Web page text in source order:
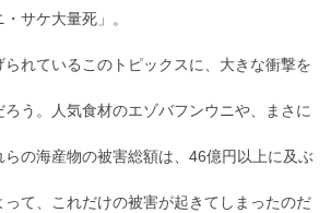
サケ大量死」。
れているこのトピックスに、大きな衝撃を
う。人気食材のエゾバフンウニや、まさに
の海産物の被害総額は、46億円以上に及ぶ
って、これだけの被害が起きてしまったのだ